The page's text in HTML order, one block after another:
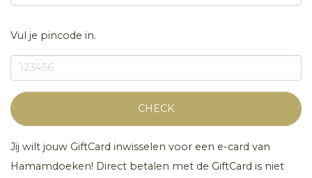
Vul je pincode in.
CHECK
Jij wilt jouw GiftCard inwisselen voor een e-card van
Hamamdoeken! Direct betalen met de GiftCard is niet